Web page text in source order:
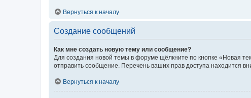
Вернуться к началу
Создание сообщений
Как мне создать новую тему или сообщение?
Для создания новой темы в форуме щёлкните по кнопке «Новая
отправить сообщение. Перечень ваших прав доступа находится
Вернуться к началу